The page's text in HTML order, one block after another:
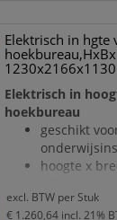
bladdikte
T-
slag- en
in wit
Elektrisch in hgte
Elektrisch in
hoekbureau
geschikt
hoogte x
blad van
excl. BTW per Stuk
€ 1.260,64 incl. 21%